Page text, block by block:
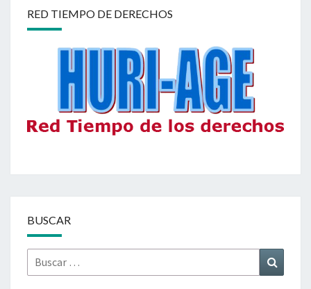
RED TIEMPO DE DERECHOS
BUSCAR
Buscar
por: